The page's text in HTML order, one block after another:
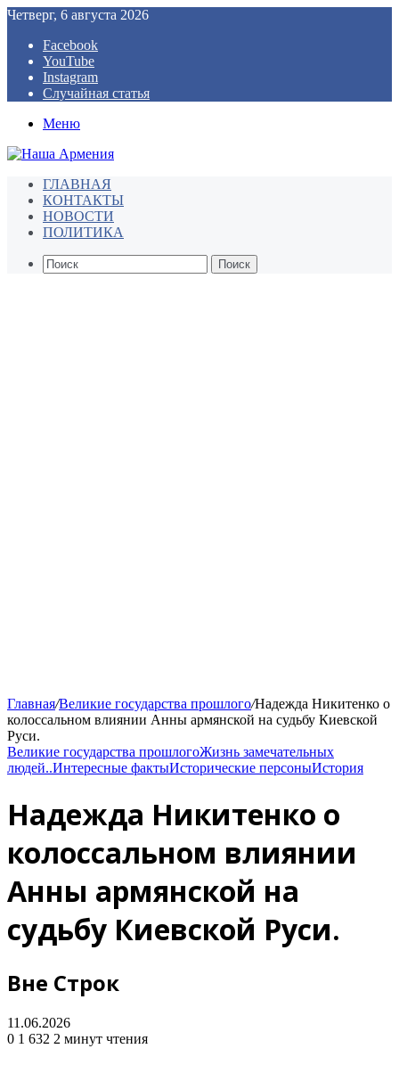
Четверг, 6 августа 2026
Facebook
YouTube
Instagram
Случайная статья
Меню
ГЛАВНАЯ
КОНТАКТЫ
НОВОСТИ
ПОЛИТИКА
Поиск
Главная/Великие государства прошлого/Надежда Никитенко о
колоссальном влиянии Анны армянской на судьбу Киевской
Руси.
Великие государства прошлогоЖизнь замечательных
людей..Интересные фактыИсторические персоныИстория
Надежда Никитенко о
колоссальном влиянии
Анны армянской на
судьбу Киевской Руси.
Вне Строк
11.06.2026
0 1 632 2 минут чтения